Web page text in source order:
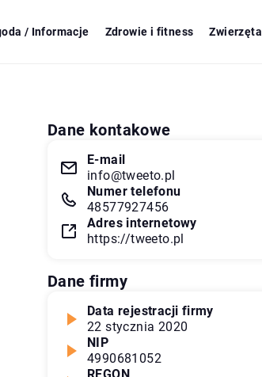
/ Informacje Zdrowie i fitness Zwierzęta
Dane kontakowe
E-mail
info@tweeto.pl
Numer telefonu
48577927456
Adres internetowy
https://tweeto.pl
Dane firmy
Data rejestracji firmy
22 stycznia 2020
NIP
4990681052